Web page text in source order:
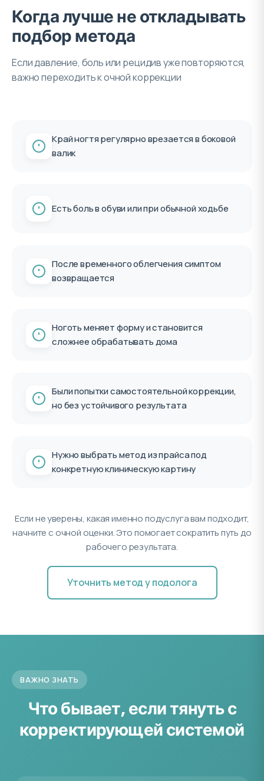
Когда лучше не откладывать
подбор метода
Если давление, боль или рецидив уже повторяются,
важно переходить к очной коррекции
Край ногтя регулярно врезается в боковой
валик
Есть боль в обуви или при обычной ходьбе
После временного облегчения симптом
возвращается
Ноготь меняет форму и становится
сложнее обрабатывать дома
Были попытки самостоятельной коррекции,
но без устойчивого результата
Нужно выбрать метод из прайса под
конкретную клиническую картину
Если не уверены, какая именно подуслуга вам подходит,
начните с очной оценки. Это помогает сократить путь до
рабочего результата.
Уточнить метод у подолога
ВАЖНО ЗНАТЬ
Что бывает, если тянуть с
корректирующей системой